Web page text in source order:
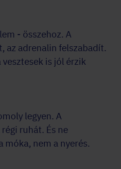
- összehoz. A
az adrenalin felszabadít.
vesztesek is jól érzik
legyen. A
ruhát. És ne
móka, nem a nyerés.